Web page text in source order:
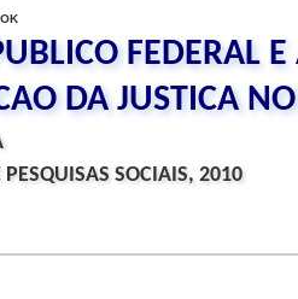
FEDERAL E
DA JUSTICA
PESQUISAS SOCIAIS, 2010